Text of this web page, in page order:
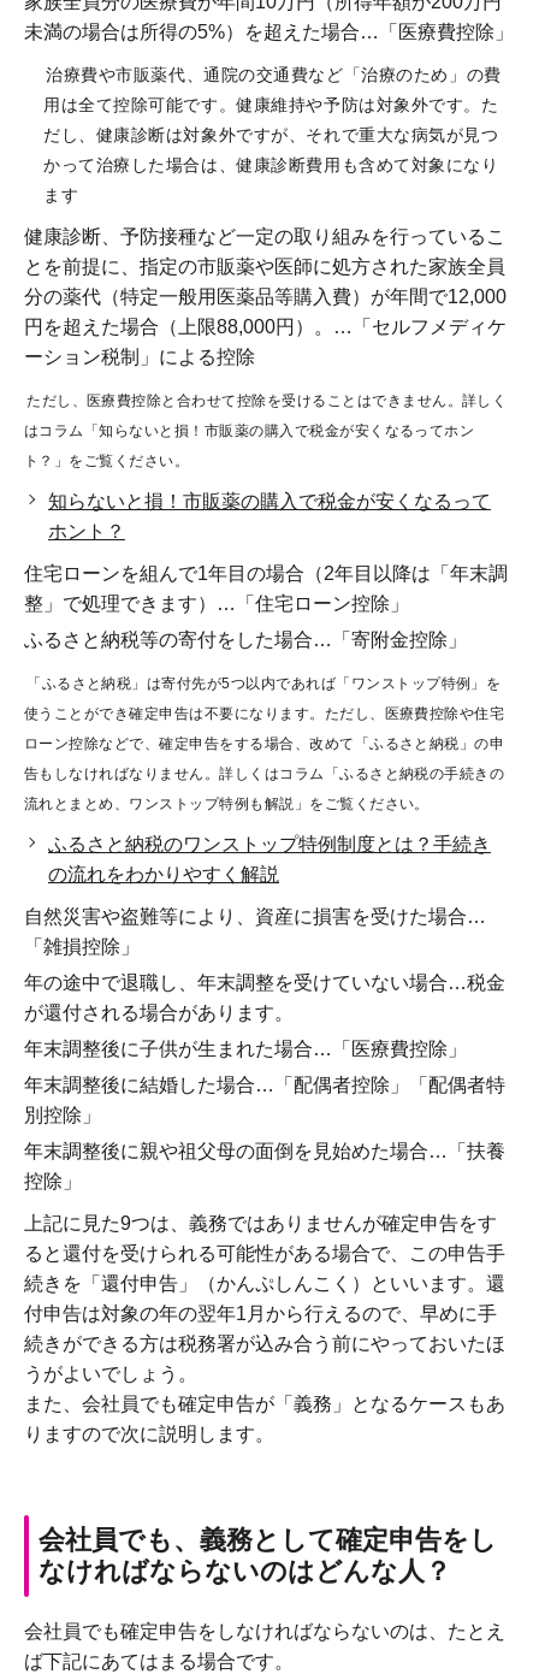
未満の場合は所得の5%）を超えた場合…「医療費控除」
治療費や市販薬代、通院の交通費など「治療のため」の費
用は全て控除可能です。健康維持や予防は対象外です。た
だし、健康診断は対象外ですが、それで重大な病気が見つ
かって治療した場合は、健康診断費用も含めて対象になり
ます
健康診断、予防接種など一定の取り組みを行っているこ
とを前提に、指定の市販薬や医師に処方された家族全員
分の薬代（特定一般用医薬品等購入費）が年間で12,000
円を超えた場合（上限88,000円）。…「セルフメディケ
ーション税制」による控除
ただし、医療費控除と合わせて控除を受けることはできません。詳しく
はコラム「知らないと損！市販薬の購入で税金が安くなるってホン
ト？」をご覧ください。
知らないと損！市販薬の購入で税金が安くなるって
ホント？
住宅ローンを組んで1年目の場合（2年目以降は「年末調
整」で処理できます）…「住宅ローン控除」
ふるさと納税等の寄付をした場合…「寄附金控除」
「ふるさと納税」は寄付先が5つ以内であれば「ワンストップ特例」を
使うことができ確定申告は不要になります。ただし、医療費控除や住宅
ローン控除などで、確定申告をする場合、改めて「ふるさと納税」の申
告もしなければなりません。詳しくはコラム「ふるさと納税の手続きの
流れとまとめ、ワンストップ特例も解説」をご覧ください。
ふるさと納税のワンストップ特例制度とは？手続き
の流れをわかりやすく解説
自然災害や盗難等により、資産に損害を受けた場合…
「雑損控除」
年の途中で退職し、年末調整を受けていない場合…税金
が還付される場合があります。
年末調整後に子供が生まれた場合…「医療費控除」
年末調整後に結婚した場合…「配偶者控除」「配偶者特
別控除」
年末調整後に親や祖父母の面倒を見始めた場合…「扶養
控除」
上記に見た9つは、義務ではありませんが確定申告をす
ると還付を受けられる可能性がある場合で、この申告手
続きを「還付申告」（かんぷしんこく）といいます。還
付申告は対象の年の翌年1月から行えるので、早めに手
続きができる方は税務署が込み合う前にやっておいたほ
うがよいでしょう。
また、会社員でも確定申告が「義務」となるケースもあ
りますので次に説明します。
会社員でも、義務として確定申告をし
なければならないのはどんな人？
会社員でも確定申告をしなければならないのは、たとえ
ば下記にあてはまる場合です。